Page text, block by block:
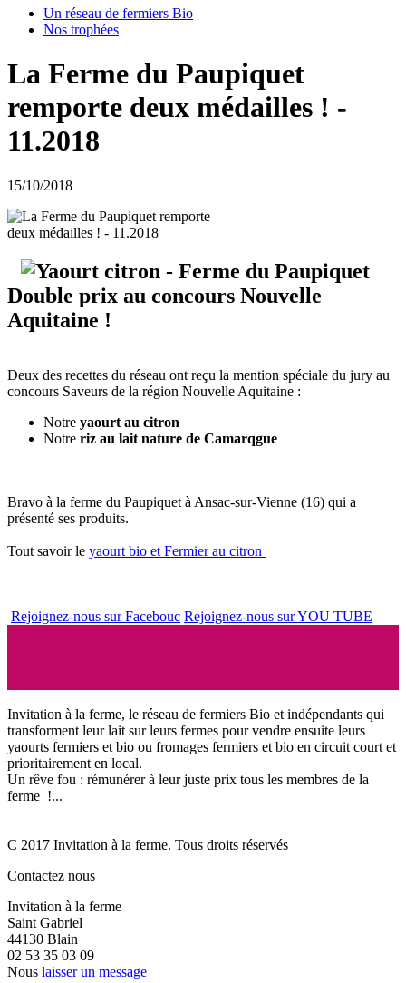
Un réseau de fermiers Bio
Nos trophées
La Ferme du Paupiquet
remporte deux médailles ! -
11.2018
15/10/2018
Double prix au concours Nouvelle
Aquitaine !
Deux des recettes du réseau ont reçu la mention spéciale du jury au
concours Saveurs de la région Nouvelle Aquitaine :
Notre yaourt au citron
Notre riz au lait nature de Camarqgue
Bravo à la ferme du Paupiquet à Ansac-sur-Vienne (16) qui a
présenté ses produits.
Tout savoir le yaourt bio et Fermier au citron
Rejoignez-nous sur Facebouc Rejoignez-nous sur YOU TUBE
Invitation à la ferme, le réseau de fermiers Bio et indépendants qui
transforment leur lait sur leurs fermes pour vendre ensuite leurs
yaourts fermiers et bio ou fromages fermiers et bio en circuit court et
prioritairement en local.
Un rêve fou : rémunérer à leur juste prix tous les membres de la
ferme !...
C 2017 Invitation à la ferme. Tous droits réservés
Contactez nous
Invitation à la ferme
Saint Gabriel
44130 Blain
02 53 35 03 09
Nous laisser un message